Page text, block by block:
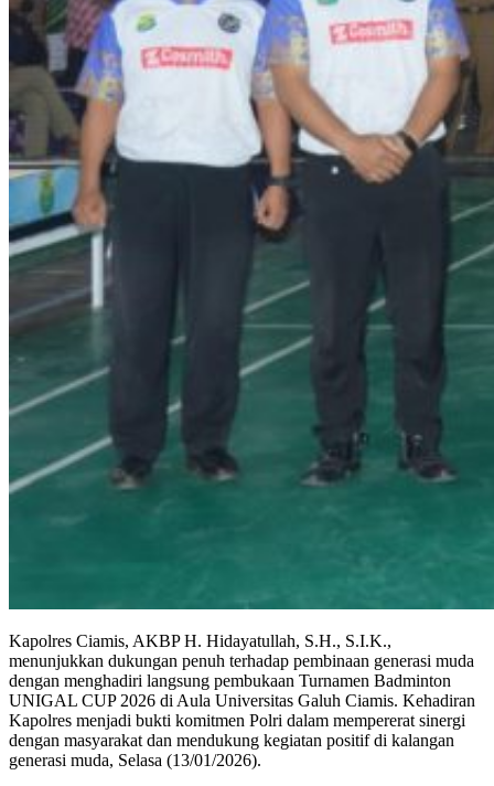
Kapolres Ciamis, AKBP H. Hidayatullah, S.H., S.I.K.,
menunjukkan dukungan penuh terhadap pembinaan generasi muda
dengan menghadiri langsung pembukaan Turnamen Badminton
UNIGAL CUP 2026 di Aula Universitas Galuh Ciamis. Kehadiran
Kapolres menjadi bukti komitmen Polri dalam mempererat sinergi
dengan masyarakat dan mendukung kegiatan positif di kalangan
generasi muda, Selasa (13/01/2026).